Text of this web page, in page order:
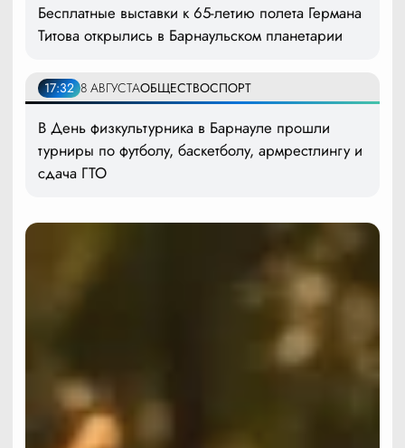
Бесплатные выставки к 65-летию полета Германа
Титова открылись в Барнаульском планетарии
17:32 8 АВГУСТАОБЩЕСТВОСПОРТ
В День физкультурника в Барнауле прошли
турниры по футболу, баскетболу, армрестлингу и
сдача ГТО